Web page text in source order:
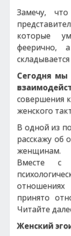
Замечу,
которые
феерично,
Сегодня мы
совершения
женского
В одной из
расскажу
женщинам.
Вместе
принято
Читайте
Женский